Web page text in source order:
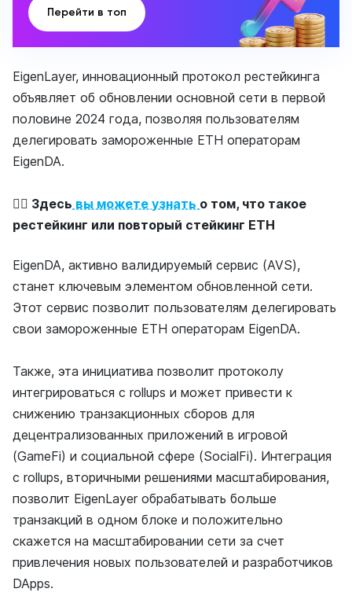
Перейти в топ
EigenLayer, инновационный протокол рестейкинга
объявляет об обновлении основной сети в первой
половине 2024 года, позволяя пользователям
делегировать замороженные ETH операторам
EigenDA.
👉🏻 Здесь вы можете узнать о том, что такое
рестейкинг или повторый стейкинг ETH
EigenDA, активно валидируемый сервис (AVS),
станет ключевым элементом обновленной сети.
Этот сервис позволит пользователям делегировать
свои замороженные ETH операторам EigenDA.
Также, эта инициатива позволит протоколу
интегрироваться с rollups и может привести к
снижению транзакционных сборов для
децентрализованных приложений в игровой
(GameFi) и социальной сфере (SocialFi). Интеграция
с rollups, вторичными решениями масштабирования,
позволит EigenLayer обрабатывать больше
транзакций в одном блоке и положительно
скажется на масштабировании сети за счет
привлечения новых пользователей и разработчиков
DApps.